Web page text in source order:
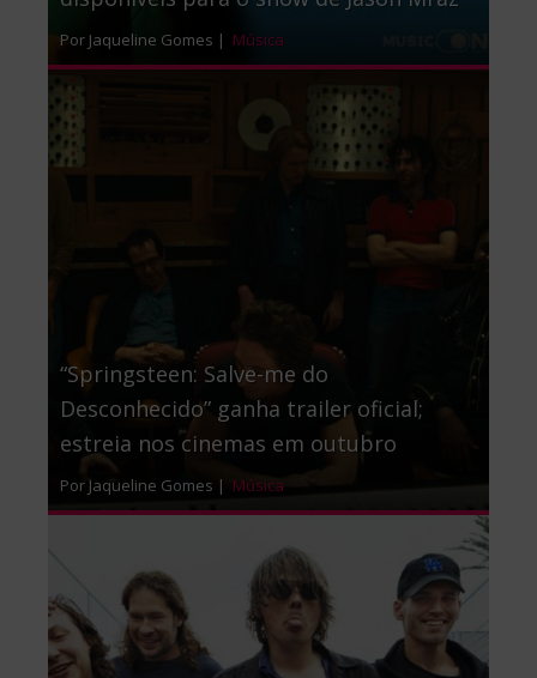
Por Jaqueline Gomes | Música
“Springsteen: Salve-me do
Desconhecido” ganha trailer oficial;
estreia nos cinemas em outubro
Por Jaqueline Gomes | Música